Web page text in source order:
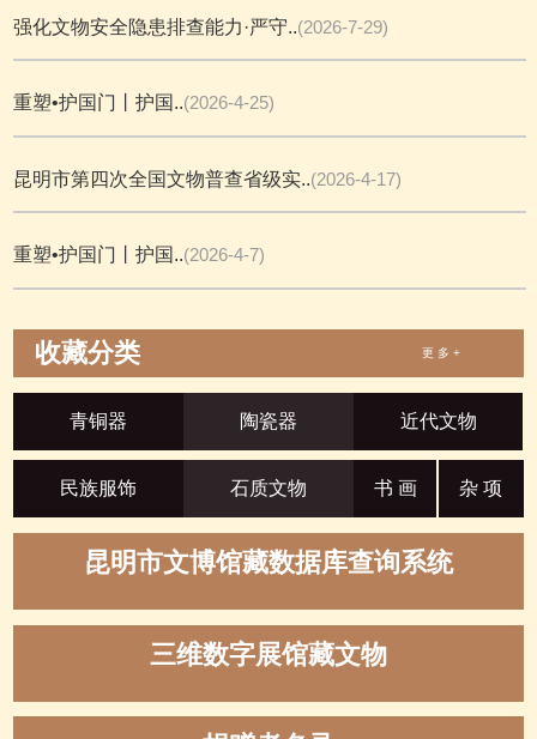
强化文物安全隐患排查能力·严守..(2026-7-29)
重塑•护国门丨护国..(2026-4-25)
昆明市第四次全国文物普查省级实..(2026-4-17)
重塑•护国门丨护国..(2026-4-7)
收藏分类 更 多 +
青铜器 陶瓷器 近代文物
民族服饰 石质文物 书 画 杂 项
昆明市文博馆藏数据库查询系统
三维数字展馆藏文物